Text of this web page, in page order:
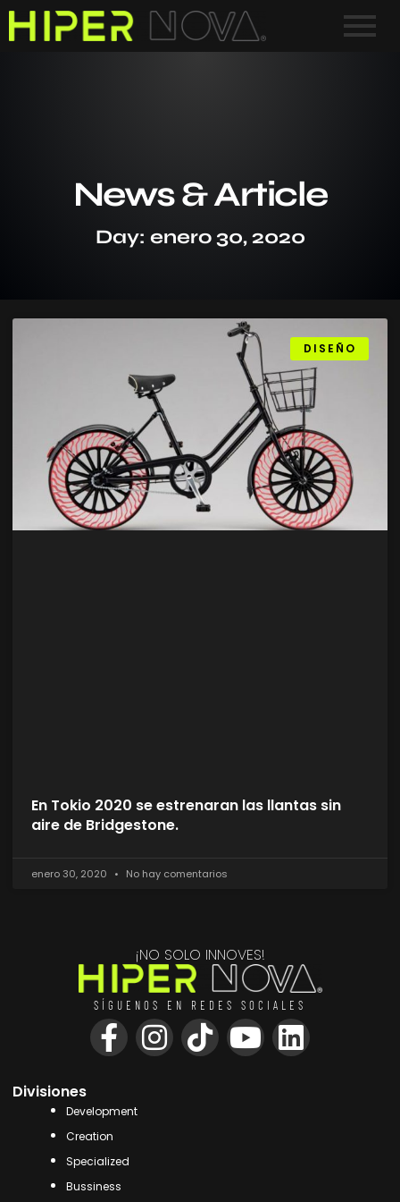
News & Article
Day: enero 30, 2020
DISEÑO
En Tokio 2020 se estrenaran las llantas sin
aire de Bridgestone.
enero 30, 2020 No hay comentarios
¡NO SOLO INNOVES!
SÍGUENOS EN REDES SOCIALES
Divisiones
Development
Creation
Specialized
Bussiness